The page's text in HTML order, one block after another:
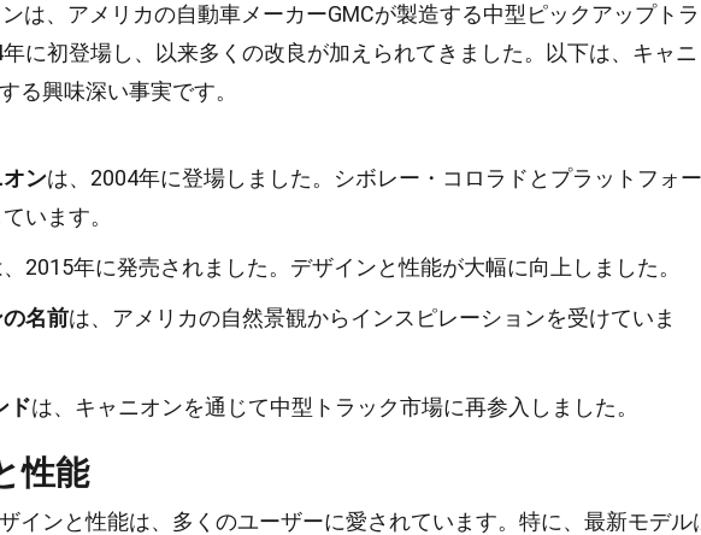
は、アメリカの自動車メーカーGMCが製造する中型ピックアップトラ
に初登場し、以来多くの改良が加えられてきました。以下は、キャニ
る興味深い事実です。
ンは、2004年に登場しました。シボレー・コロラドとプラットフォー
います。
、2015年に発売されました。デザインと性能が大幅に向上しました。
名前は、アメリカの自然景観からインスピレーションを受けていま
ドは、キャニオンを通じて中型トラック市場に再参入しました。
性能
インと性能は、多くのユーザーに愛されています。特に、最新モデル